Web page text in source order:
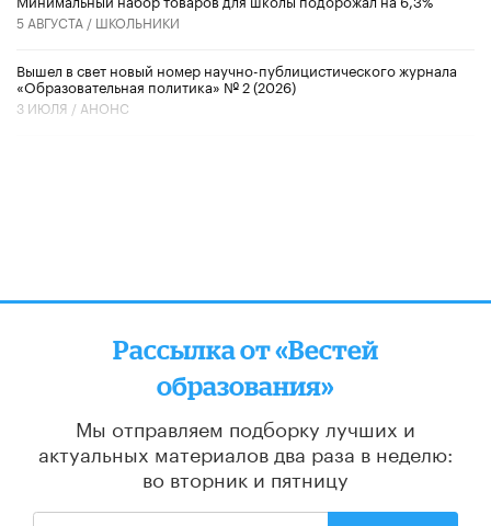
5 АВГУСТА / ШКОЛЬНИКИ
Вышел в свет новый номер научно-публицистического журнала
«Образовательная политика» № 2 (2026)
3 ИЮЛЯ / АНОНС
Рассылка от «Вестей
образования»
Мы отправляем подборку лучших и
актуальных материалов два раза в неделю:
во вторник и пятницу